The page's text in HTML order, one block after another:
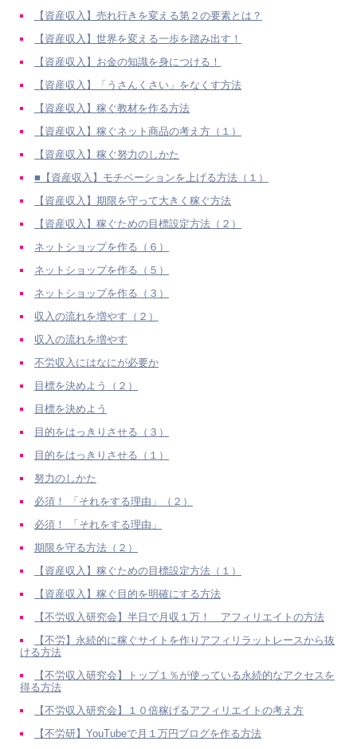
【資産収入】売れ行きを変える第２の要素とは？
【資産収入】世界を変える一歩を踏み出す！
【資産収入】お金の知識を身につける！
【資産収入】「うさんくさい」をなくす方法
【資産収入】稼ぐ教材を作る方法
【資産収入】稼ぐネット商品の考え方（１）
【資産収入】稼ぐ努力のしかた
■【資産収入】モチベーションを上げる方法（１）
【資産収入】期限を守って大きく稼ぐ方法
【資産収入】稼ぐための目標設定方法（２）
ネットショップを作る（６）
ネットショップを作る（５）
ネットショップを作る（３）
収入の流れを増やす（２）
収入の流れを増やす
不労収入にはなにが必要か
目標を決めよう（２）
目標を決めよう
目的をはっきりさせる（３）
目的をはっきりさせる（１）
努力のしかた
必須！ 「それをする理由」（２）
必須！ 「それをする理由」
期限を守る方法（２）
【資産収入】稼ぐための目標設定方法（１）
【資産収入】稼ぐ目的を明確にする方法
【不労収入研究会】半日で月収１万！ アフィリエイトの方法
【不労】永続的に稼ぐサイトを作りアフィリラットレースから抜
ける方法
【不労収入研究会】トップ１％が使っている永続的なアクセスを
得る方法
【不労収入研究会】１０倍稼げるアフィリエイトの考え方
【不労研】YouTubeで月１万円ブログを作る方法